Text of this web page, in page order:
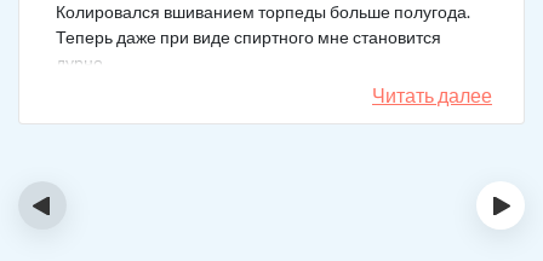
Колировался вшиванием торпеды больше полугода.
Теперь даже при виде спиртного мне становится
дурно.
Читать далее
‹ ›